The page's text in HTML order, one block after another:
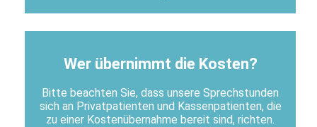
Wer übernimmt die Kosten?
Bitte beachten Sie, dass unsere Sprechstunden
sich an Privatpatienten und Kassenpatienten, die
zu einer Kostenübernahme bereit sind, richten.